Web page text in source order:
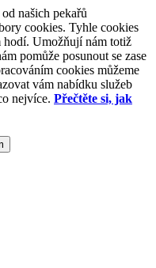
našich pekařů
cookies. Tyhle cookies
hodí. Umožňují nám totiž
pomůže posunout se zase
cookies můžeme
vám nabídku služeb
nejvíce. Přečtěte si, jak